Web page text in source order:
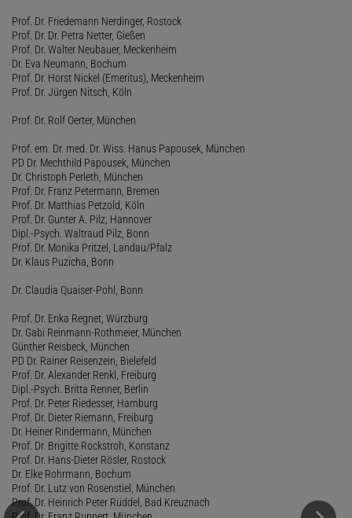
Prof. Dr. Friedemann Nerdinger, Rostock
Prof. Dr. Dr. Petra Netter, Gießen
Prof. Dr. Walter Neubauer, Meckenheim
Dr. Eva Neumann, Bochum
Prof. Dr. Horst Nickel (Emeritus), Meckenheim
Prof. Dr. Jürgen Nitsch, Köln
Prof. Dr. Rolf Oerter, München
Prof. em. Dr. med. Dr. Wiss. Hanus Papousek, München
PD Dr. Mechthild Papousek, München
Dr. Christoph Perleth, München
Prof. Dr. Franz Petermann, Bremen
Prof. Dr. Matthias Petzold, Köln
Prof. Dr. Gunter A. Pilz, Hannover
Dipl.-Psych. Waltraud Pilz, Bonn
Prof. Dr. Monika Pritzel, Landau/Pfalz
Dr. Klaus Puzicha, Bonn
Dr. Claudia Quaiser-Pohl, Bonn
Prof. Dr. Erika Regnet, Würzburg
Dr. Gabi Reinmann-Rothmeier, München
Günther Reisbeck, München
PD Dr. Rainer Reisenzein, Bielefeld
Prof. Dr. Alexander Renkl, Freiburg
Dipl.-Psych. Britta Renner, Berlin
Prof. Dr. Peter Riedesser, Hamburg
Prof. Dr. Dieter Riemann, Freiburg
Dr. Heiner Rindermann, München
Prof. Dr. Brigitte Rockstroh, Konstanz
Prof. Dr. Hans-Dieter Rösler, Rostock
Dr. Elke Rohrmann, Bochum
Prof. Dr. Lutz von Rosenstiel, München
Prof. Dr. Heinrich Peter Rüddel, Bad Kreuznach